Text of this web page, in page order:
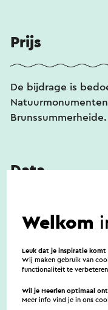
mail te sturen of
Prijs
De bijdrage is
Brunssummerheide.
Data
5-9-2026
Welkom
Leuk dat je inspiratie komt
Wij maken gebruik van
functionaliteit te
Wil je Heerlen optimaal
Meer info vind je in ons